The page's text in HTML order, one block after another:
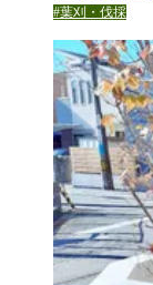
#葉刈・伐採